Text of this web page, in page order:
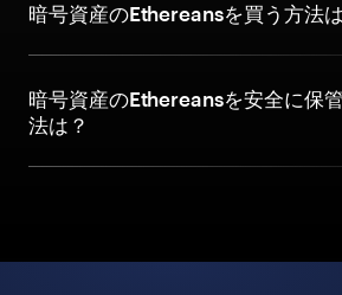
暗号資産のEthereansを買う方法
暗号資産のEthereansを安全に保
法は？